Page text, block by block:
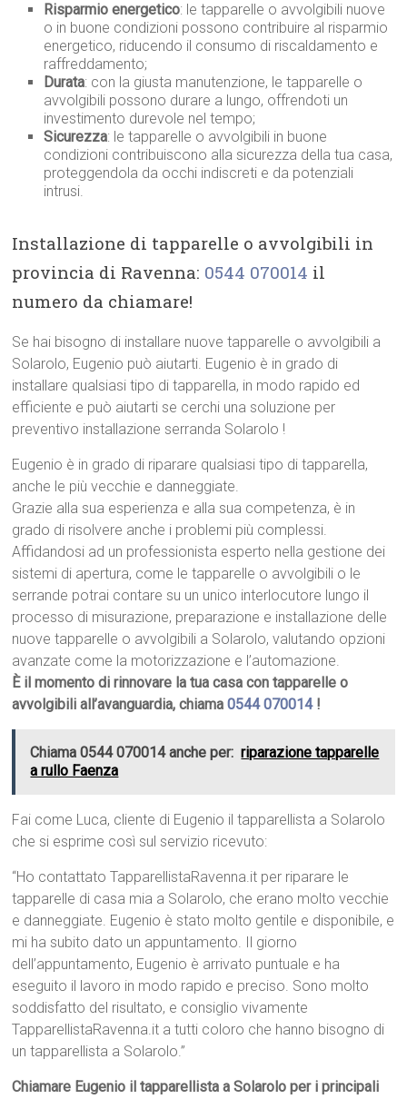
Risparmio energetico: le tapparelle o avvolgibili nuove
o in buone condizioni possono contribuire al risparmio
energetico, riducendo il consumo di riscaldamento e
raffreddamento;
Durata: con la giusta manutenzione, le tapparelle o
avvolgibili possono durare a lungo, offrendoti un
investimento durevole nel tempo;
Sicurezza: le tapparelle o avvolgibili in buone
condizioni contribuiscono alla sicurezza della tua casa,
proteggendola da occhi indiscreti e da potenziali
intrusi.
Installazione di tapparelle o avvolgibili in
provincia di Ravenna: 0544 070014 il
numero da chiamare!
Se hai bisogno di installare nuove tapparelle o avvolgibili a
Solarolo, Eugenio può aiutarti. Eugenio è in grado di
installare qualsiasi tipo di tapparella, in modo rapido ed
efficiente e può aiutarti se cerchi una soluzione per
preventivo installazione serranda Solarolo !
Eugenio è in grado di riparare qualsiasi tipo di tapparella,
anche le più vecchie e danneggiate.
Grazie alla sua esperienza e alla sua competenza, è in
grado di risolvere anche i problemi più complessi.
Affidandosi ad un professionista esperto nella gestione dei
sistemi di apertura, come le tapparelle o avvolgibili o le
serrande potrai contare su un unico interlocutore lungo il
processo di misurazione, preparazione e installazione delle
nuove tapparelle o avvolgibili a Solarolo, valutando opzioni
avanzate come la motorizzazione e l’automazione.
È il momento di rinnovare la tua casa con tapparelle o
avvolgibili all’avanguardia, chiama0544 070014!
Chiama 0544 070014 anche per: riparazione tapparelle
a rullo Faenza
Fai come Luca, cliente di Eugenio il tapparellista a Solarolo
che si esprime così sul servizio ricevuto:
“Ho contattato TapparellistaRavenna.it per riparare le
tapparelle di casa mia a Solarolo, che erano molto vecchie
e danneggiate. Eugenio è stato molto gentile e disponibile, e
mi ha subito dato un appuntamento. Il giorno
dell’appuntamento, Eugenio è arrivato puntuale e ha
eseguito il lavoro in modo rapido e preciso. Sono molto
soddisfatto del risultato, e consiglio vivamente
TapparellistaRavenna.it a tutti coloro che hanno bisogno di
un tapparellista a Solarolo.”
Chiamare Eugenio il tapparellista a Solarolo per i principali